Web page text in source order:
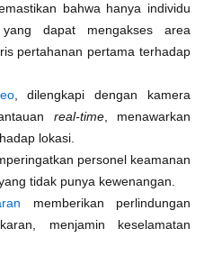
bahwa hanya individu
dapat mengakses area
pertahanan pertama terhadap
, dilengkapi dengan kamera
real-time, menawarkan
lokasi.
personel keamanan
tidak punya kewenangan.
memberikan perlindungan
menjamin keselamatan